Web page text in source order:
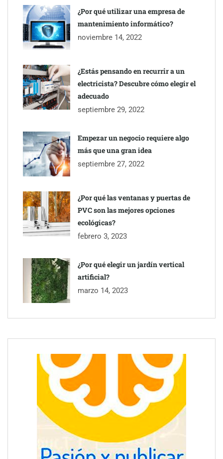
¿Por qué utilizar una empresa de
mantenimiento informático?
noviembre 14, 2022
¿Estás pensando en recurrir a un
electricista? Descubre cómo elegir el
adecuado
septiembre 29, 2022
Empezar un negocio requiere algo
más que una gran idea
septiembre 27, 2022
¿Por qué las ventanas y puertas de
PVC son las mejores opciones
ecológicas?
febrero 3, 2023
¿Por qué elegir un jardín vertical
artificial?
marzo 14, 2023